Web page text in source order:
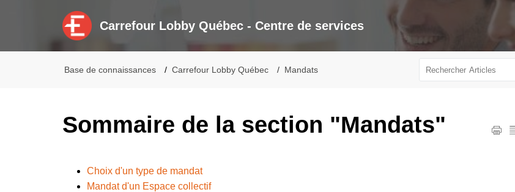
Carrefour Lobby Québec - Centre de services
Base de connaissances Carrefour Lobby Québec Mandats
Sommaire de la section "Mandats"
Choix d'un type de mandat
Mandat d'un Espace collectif